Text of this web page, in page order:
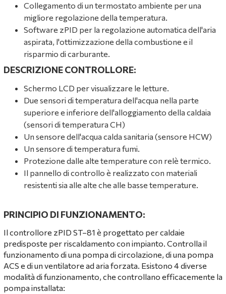
Collegamento di un termostato ambiente per una
migliore regolazione della temperatura.
Software zPID per la regolazione automatica dell'aria
aspirata, l'ottimizzazione della combustione e il
risparmio di carburante.
DESCRIZIONE CONTROLLORE:
Schermo LCD per visualizzare le letture.
Due sensori di temperatura dell'acqua nella parte
superiore e inferiore dell'alloggiamento della caldaia
(sensori di temperatura CH)
Un sensore dell'acqua calda sanitaria (sensore HCW)
Un sensore di temperatura fumi.
Protezione dalle alte temperature con relè termico.
Il pannello di controllo è realizzato con materiali
resistenti sia alle alte che alle basse temperature.
PRINCIPIO DI FUNZIONAMENTO:
Il controllore zPID ST–81 è progettato per caldaie
predisposte per riscaldamento con impianto. Controlla il
funzionamento di una pompa di circolazione, di una pompa
ACS e di un ventilatore ad aria forzata. Esistono 4 diverse
modalità di funzionamento, che controllano efficacemente la
pompa installata: